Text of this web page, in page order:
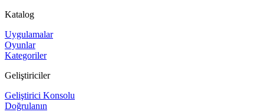
Katalog
Uygulamalar
Oyunlar
Kategoriler
Geliştiriciler
Geliştirici Konsolu
Doğrulanın